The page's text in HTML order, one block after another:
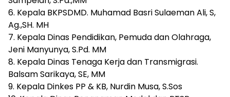
6. Kepala BKPSDMD. Muhamad Basri Sulaeman Ali, S,
Ag.,SH. MH
7. Kepala Dinas Pendidikan, Pemuda dan Olahraga,
Jeni Manyunya, S.Pd. MM
8. Kepala Dinas Tenaga Kerja dan Transmigrasi.
Balsam Sarikaya, SE, MM
9. Kepala Dinkes PP & KB, Nurdin Musa, S.Sos